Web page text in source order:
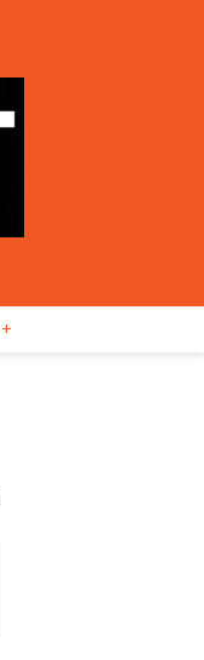
+